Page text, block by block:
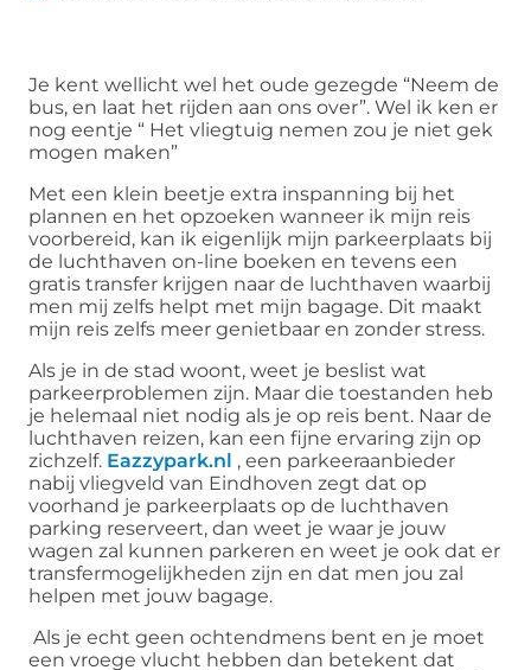
Je kent wellicht wel het oude gezegde “Neem de
bus, en laat het rijden aan ons over”. Wel ik ken er
nog eentje “ Het vliegtuig nemen zou je niet gek
mogen maken”
Met een klein beetje extra inspanning bij het
plannen en het opzoeken wanneer ik mijn reis
voorbereid, kan ik eigenlijk mijn parkeerplaats bij
de luchthaven on-line boeken en tevens een
gratis transfer krijgen naar de luchthaven waarbij
men mij zelfs helpt met mijn bagage. Dit maakt
mijn reis zelfs meer genietbaar en zonder stress.
Als je in de stad woont, weet je beslist wat
parkeerproblemen zijn. Maar die toestanden heb
je helemaal niet nodig als je op reis bent. Naar de
luchthaven reizen, kan een fijne ervaring zijn op
zichzelf. Eazzypark.nl , een parkeeraanbieder
nabij vliegveld van Eindhoven zegt dat op
voorhand je parkeerplaats op de luchthaven
parking reserveert, dan weet je waar je jouw
wagen zal kunnen parkeren en weet je ook dat er
transfermogelijkheden zijn en dat men jou zal
helpen met jouw bagage.
Als je echt geen ochtendmens bent en je moet
een vroege vlucht hebben dan betekent dat